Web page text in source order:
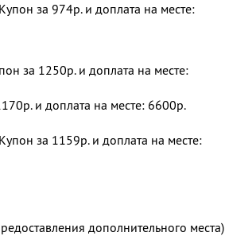
за 974р. и доплата на месте:
за 1250р. и доплата на месте:
и доплата на месте: 6600р.
за 1159р. и доплата на месте:
дополнительного места)